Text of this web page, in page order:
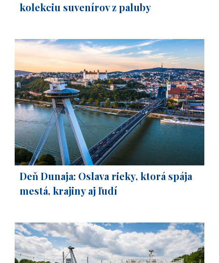
kolekciu suvenírov z paluby
Deň Dunaja: Oslava rieky, ktorá spája
mestá, krajiny aj ľudí